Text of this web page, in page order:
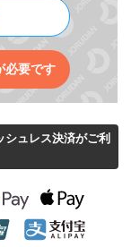
必要です
ュレス決済がご利